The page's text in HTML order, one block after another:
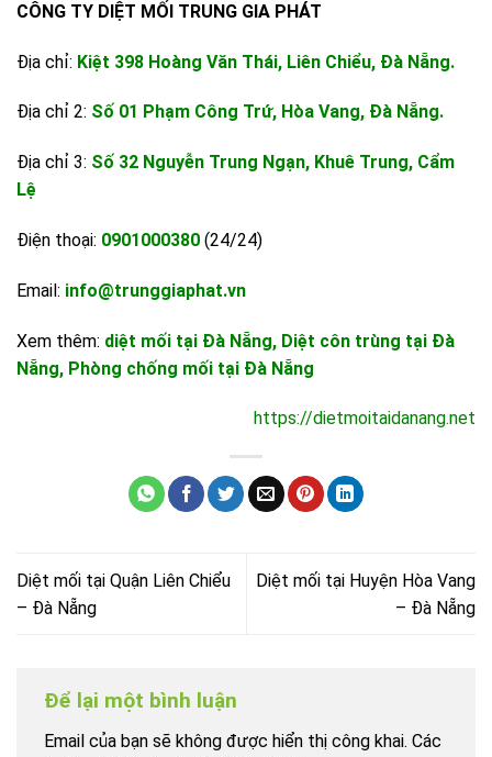
CÔNG TY DIỆT MỐI TRUNG GIA PHÁT
Địa chỉ: Kiệt 398 Hoàng Văn Thái, Liên Chiểu, Đà Nẵng.
Địa chỉ 2: Số 01 Phạm Công Trứ, Hòa Vang, Đà Nẵng.
Địa chỉ 3: Số 32 Nguyễn Trung Ngạn, Khuê Trung, Cẩm
Lệ
Điện thoại: 0901000380 (24/24)
Email: info@trunggiaphat.vn
Xem thêm: diệt mối tại Đà Nẵng, Diệt côn trùng tại Đà
Nẵng, Phòng chống mối tại Đà Nẵng
https://dietmoitaidanang.net
Diệt mối tại Quận Liên Chiểu
– Đà Nẵng
Diệt mối tại Huyện Hòa Vang
– Đà Nẵng
Để lại một bình luận
Email của bạn sẽ không được hiển thị công khai. Các